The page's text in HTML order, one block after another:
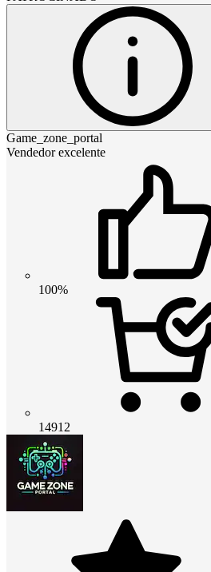
Game_zone_portal
Vendedor excelente
100%
14912